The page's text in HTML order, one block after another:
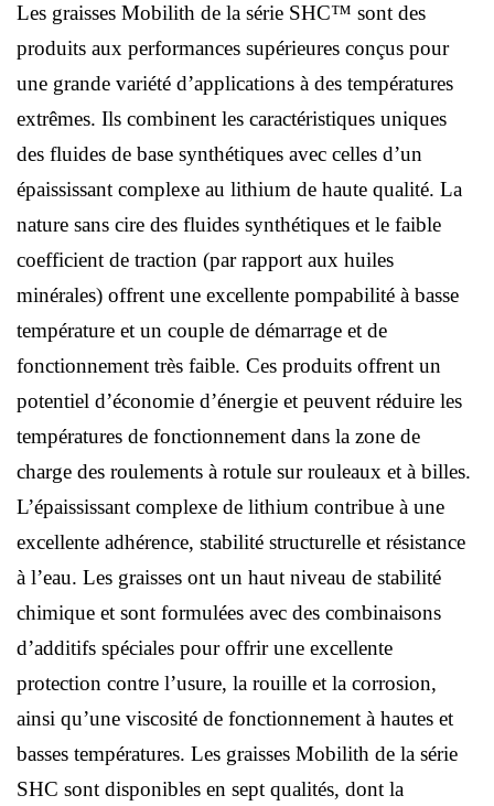
Les graisses Mobilith de la série SHC™ sont des
produits aux performances supérieures conçus pour
une grande variété d’applications à des températures
extrêmes. Ils combinent les caractéristiques uniques
des fluides de base synthétiques avec celles d’un
épaississant complexe au lithium de haute qualité. La
nature sans cire des fluides synthétiques et le faible
coefficient de traction (par rapport aux huiles
minérales) offrent une excellente pompabilité à basse
température et un couple de démarrage et de
fonctionnement très faible. Ces produits offrent un
potentiel d’économie d’énergie et peuvent réduire les
températures de fonctionnement dans la zone de
charge des roulements à rotule sur rouleaux et à billes.
L’épaississant complexe de lithium contribue à une
excellente adhérence, stabilité structurelle et résistance
à l’eau. Les graisses ont un haut niveau de stabilité
chimique et sont formulées avec des combinaisons
d’additifs spéciales pour offrir une excellente
protection contre l’usure, la rouille et la corrosion,
ainsi qu’une viscosité de fonctionnement à hautes et
basses températures. Les graisses Mobilith de la série
SHC sont disponibles en sept qualités, dont la